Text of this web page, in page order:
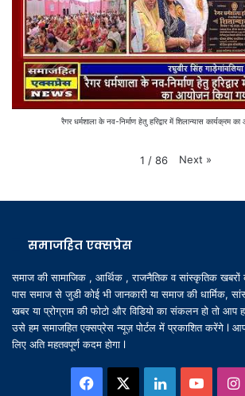
रैगर धर्मशाला के नव-निर्माण हेतु हरिद्वार में शिलान्यास कार्यक्रम
1 / 86 Next »
समाजहित एक्सप्रेस
समाज की सामाजिक , आर्थिक , राजनैतिक व सांस्कृतिक खबरों
पास समाज से जुडी कोई भी जानकारी या समाज की धार्मिक,
खबर या प्रोग्राम की फोटो और विडियो का संकलन हो तो आप
उसे हम समाजहित एक्सप्रेस न्यूज़ पोर्टल में प्रकाशित करेंगे l
लिए अति महतवपूर्ण कदम होगा l
Facebook LinkedIn